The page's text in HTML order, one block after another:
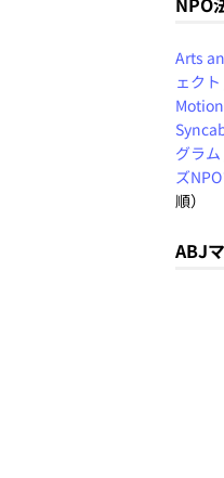
Arts
ェクト
グラム
ズ
順）
ABJ